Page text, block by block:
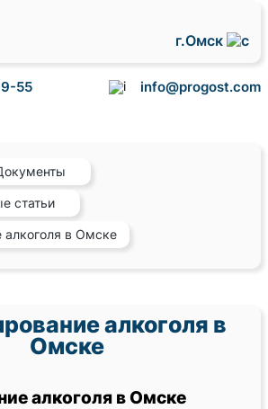
г.Омск
55 info@progost.com
статьи
алкоголя в Омске
алкоголя в
Омске
алкоголя в Омске